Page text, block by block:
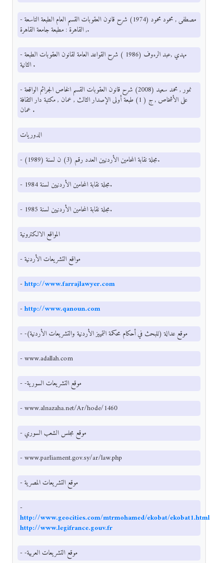
- مصطفى , محمود محمود (1974) شرح قانون العقوبات القسم العام الطبعة التاسعة
, القاهرة : مطبعة جامعة القاهرة.
- مهدي ,عبد الرءوف (1986 ) شرح القواعد العامة لقانون العقوبات الطبعة
الثانية .
- نمور , محمد سعيد (2008) شرح قانون العقوبات القسم الخاص الجرائم الواقعة
على الأشخاص , ج ( 1) طبعة أولى الإصدار الثالث , عمان , مكتبة دار الثقافة
عمان .
الدوريات
- مجلة نقابة المحامين الأردنيين العدد رقم (3) ن لسنة (1989).
- مجلة نقابة المحامين الأردنيين لسنة 1984.
- مجلة نقابة المحامين الأردنيين لسنة 1985.
المواقع الالكترونية
- مواقع التشريعات الأردنية
-http://www.farrajlawyer.com
-http://www.qanoun.com
- -موقع عدالة (للبحث في أحكام محكمة التمييز الأردنية والتشريعات الأردنية)
- www.adallah.com
- -موقع التشريعات السورية
- www.alnazaha.net/Ar/hode/1460
- موقع مجلس الشعب السوري
- www.parliament.gov.sy/ar/law.php
- موقع التشريعات المصرية
-
http://www.geocities.com/mtrmohamed/ekobat/ekobat1.html
http://www.legifrance.gouv.fr
- -موقع التشريعات العربية